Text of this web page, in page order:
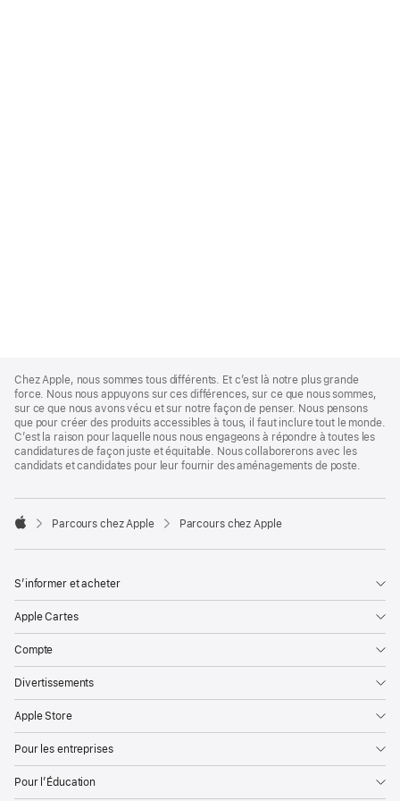
Footer
Chez Apple, nous sommes tous différents. Et c’est là notre plus grande
force. Nous nous appuyons sur ces différences, sur ce que nous sommes,
sur ce que nous avons vécu et sur notre façon de penser. Nous pensons
que pour créer des produits accessibles à tous, il faut inclure tout le monde.
C’est la raison pour laquelle nous nous engageons à répondre à toutes les
candidatures de façon juste et équitable. Nous collaborerons avec les
candidats et candidates pour leur fournir des aménagements de poste.

Parcours chez Apple Parcours chez Apple
S’informer et acheter
Apple Cartes
Compte
Divertissements
Apple Store
Pour les entreprises
Pour l’Éducation